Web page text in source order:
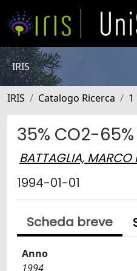
IRIS
IRIS Catalogo Ricerca 1
35% CO2-
BATTAGLIA, MARCO
1994-01-01
Scheda breve
Anno
1994